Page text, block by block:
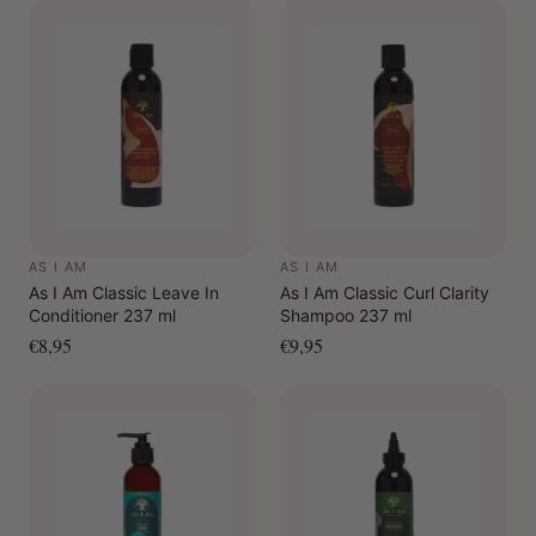
Bij lichtblond haar wordt aangeraden om een
patchtest te doen en de instructies zorgvuldig op te
volgen om te voorkomen dat de kleur achterblijft.
AS I AM
As I Am Classic Leave In
Conditioner 237 ml
€8,95
AS I AM
As I Am Classic Curl Clarity
Shampoo 237 ml
€9,95